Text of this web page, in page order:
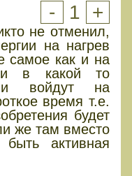
- 1 +
не отменил,
на нагрев
самое как и на
и в какой то
войдут на
время т.е.
будет
же там вместо
активная